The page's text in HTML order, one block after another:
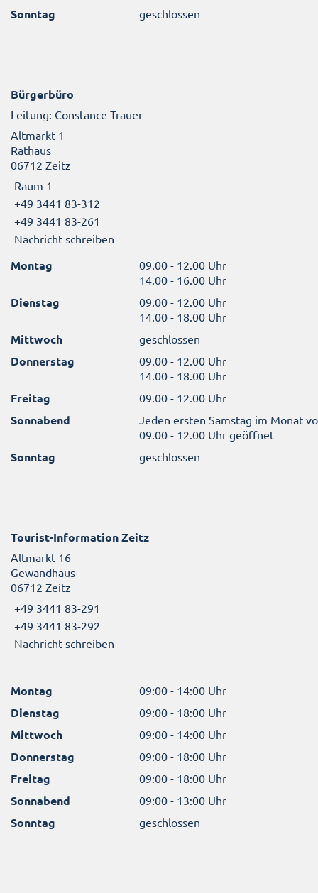
Sonntag geschlossen
Bürgerbüro
Leitung: Constance Trauer
Altmarkt 1
Rathaus
06712 Zeitz
Raum 1
+49 3441 83-312
+49 3441 83-261
Nachricht schreiben
Montag
09.00 - 12.00 Uhr
14.00 - 16.00 Uhr
Dienstag
09.00 - 12.00 Uhr
14.00 - 18.00 Uhr
Mittwoch geschlossen
Donnerstag
09.00 - 12.00 Uhr
14.00 - 18.00 Uhr
Freitag 09.00 - 12.00 Uhr
Sonnabend
Jeden ersten Samstag im Monat
09.00 - 12.00 Uhr geöffnet
Sonntag geschlossen
Tourist-Information Zeitz
Altmarkt 16
Gewandhaus
06712 Zeitz
+49 3441 83-291
+49 3441 83-292
Nachricht schreiben
Montag 09:00 - 14:00 Uhr
Dienstag 09:00 - 18:00 Uhr
Mittwoch 09:00 - 14:00 Uhr
Donnerstag 09:00 - 18:00 Uhr
Freitag 09:00 - 18:00 Uhr
Sonnabend 09:00 - 13:00 Uhr
Sonntag geschlossen